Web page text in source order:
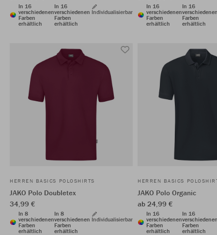
In 16
verschiedenen
Farben
erhältlich
In 16
verschiedenen
Farben
erhältlich
Individualisierbar
In 16
verschiedenen
Farben
erhältlich
In 16
Farben
erhältlich
HERREN BASICS POLOSHIRTS
JAKO Polo Doubletex
34,99 €
In 8
verschiedenen
Farben
erhältlich
In 8
verschiedenen
Farben
erhältlich
Individualisierbar
HERREN BASICS
JAKO Polo Organic
ab 24,99 €
In 16
verschiedenen
Farben
erhältlich
In 16
Farben
erhältlich